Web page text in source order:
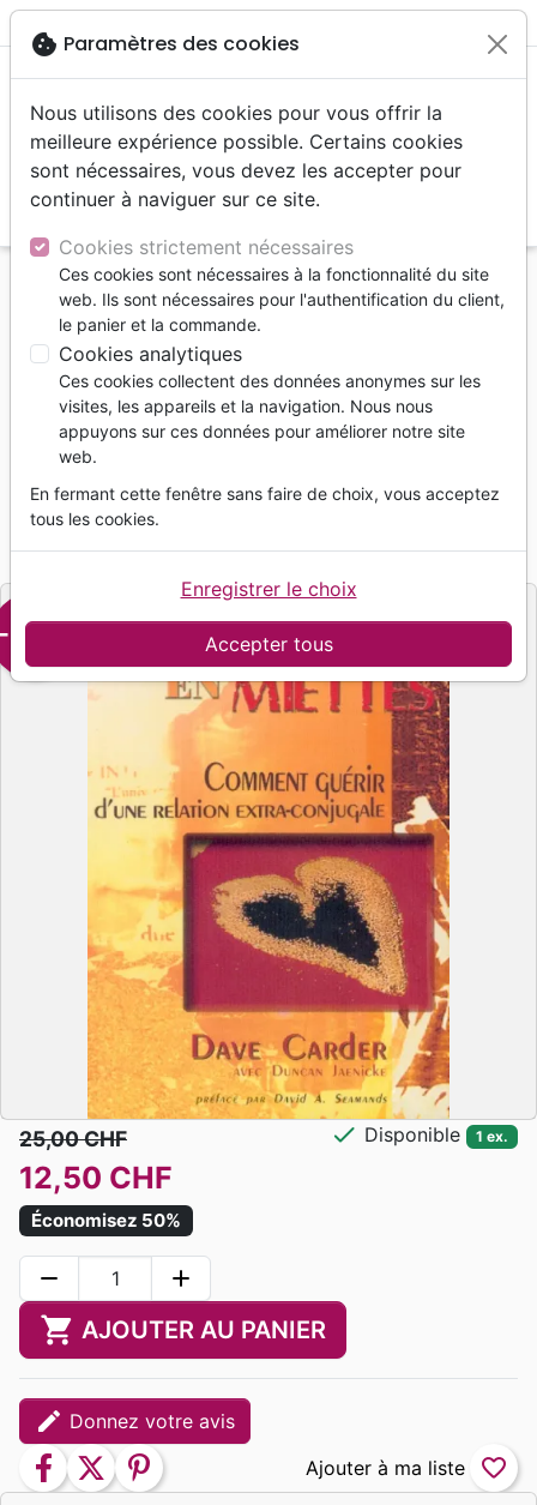
menu
Accueil Livres
Personne, santé
COEUR EN MIETTES - COMMENT GUERIR D'UNE
RELATION EXTRACONJUGALE
COEUR EN MIETTES - COMMENT
GUERIR D'UNE RELATION
EXTRACONJUGALE
Dave Carder
RéférenceMM4532
Ministères Multilingues
50%
25,00 CHF
12,50 CHF
Économisez 50%
check Disponible 1 ex.
remove add
shopping_cart AJOUTER AU PANIER
edit Donnez votre avis
facebook twitter pinterest favorite_border
cookie Paramètres des cookies
Nous utilisons des cookies pour vous offrir la
meilleure expérience possible. Certains cookies
sont nécessaires, vous devez les accepter pour
continuer à naviguer sur ce site.
Cookies strictement nécessaires
Ces cookies sont nécessaires à la fonctionnalité du site
web. Ils sont nécessaires pour l'authentification du client,
le panier et la commande.
Cookies analytiques
Ces cookies collectent des données anonymes sur les
visites, les appareils et la navigation. Nous nous
appuyons sur ces données pour améliorer notre site
web.
En fermant cette fenêtre sans faire de choix, vous acceptez
tous les cookies.
Accepter tous
Enregistrer le choix